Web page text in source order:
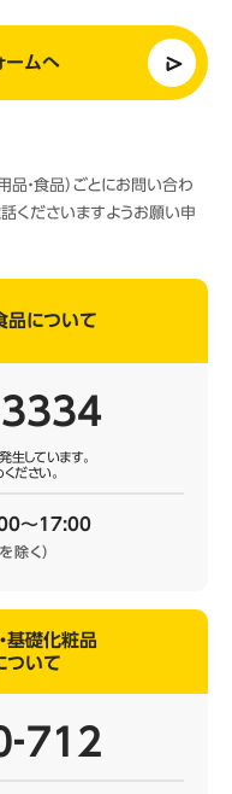
ームへ
品・食品）ごとにお問い合わ
くださいますようお願い申
品について
しています。
ださい。
～17:00
除く）
基礎化粧品
ついて